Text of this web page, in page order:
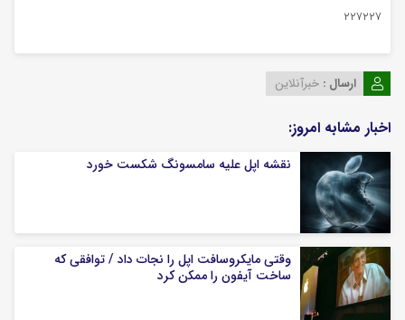
۲۲۷۲۲۷
ارسال : خبرآنلاین
اخبار مشابه امروز:
نقشه اپل علیه سامسونگ شکست خورد
وقتی مایکروسافت اپل را نجات داد / توافقی که
ساخت آیفون را ممکن کرد